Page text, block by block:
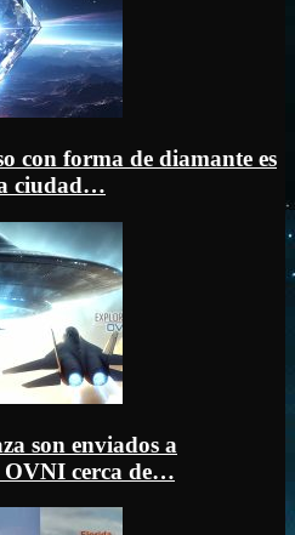
con forma de diamante es
ciudad…
son enviados a
cerca de…